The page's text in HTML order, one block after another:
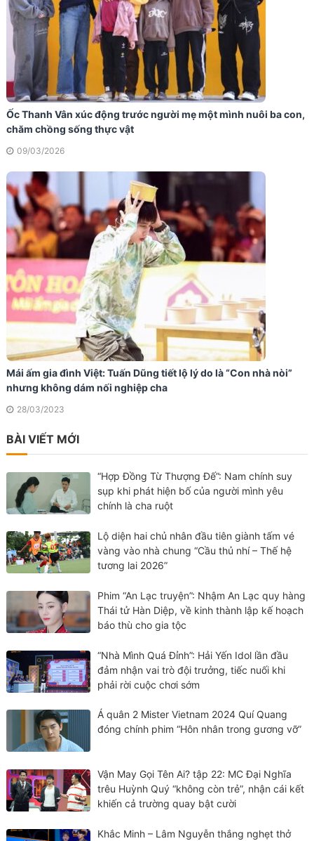
Ốc Thanh Vân xúc động trước người mẹ một mình nuôi ba con,
chăm chồng sống thực vật
09/03/2026
Mái ấm gia đình Việt: Tuấn Dũng tiết lộ lý do là “Con nhà nòi”
nhưng không dám nối nghiệp cha
28/03/2023
BÀI VIẾT MỚI
“Hợp Đồng Từ Thượng Đế”: Nam chính suy
sụp khi phát hiện bố của người mình yêu
chính là cha ruột
Lộ diện hai chủ nhân đầu tiên giành tấm vé
vàng vào nhà chung “Cầu thủ nhí – Thế hệ
tương lai 2026”
Phim “An Lạc truyện”: Nhậm An Lạc quy hàng
Thái tử Hàn Diệp, về kinh thành lập kế hoạch
báo thù cho gia tộc
“Nhà Mình Quá Đỉnh”: Hải Yến Idol lần đầu
đảm nhận vai trò đội trưởng, tiếc nuối khi
phải rời cuộc chơi sớm
Á quân 2 Mister Vietnam 2024 Quí Quang
đóng chính phim “Hôn nhân trong gương vỡ”
Vận May Gọi Tên Ai? tập 22: MC Đại Nghĩa
trêu Huỳnh Quý “không còn trẻ”, nhận cái kết
khiến cả trường quay bật cười
Khắc Minh – Lâm Nguyễn thắng nghẹt thở